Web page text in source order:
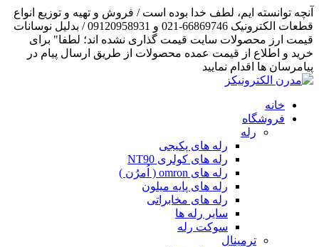
آنچه توانسته ایم، لطف خدا بوده است / فروش و تهیه و توزیع انواع
قطعات الکترونیک 66869746-021 و 09120958931 / بدلیل نوسانات
قیمت ارز محصولات سایت قیمت گذاری نشده اند؛ لطفا" برای
خرید و اطلاع از قیمت عمده محصولات از طریق ارسال پیام در
پیامرسان ها اقدام نمایید
خانه
فروشگاه
رله
رله های پکیجی
رله های کولری NT90
رله های omron ( اُمرُن )
رله های پایه میلون
رله های مخابراتی
سایر رله ها
سوکت رله
ترمینال